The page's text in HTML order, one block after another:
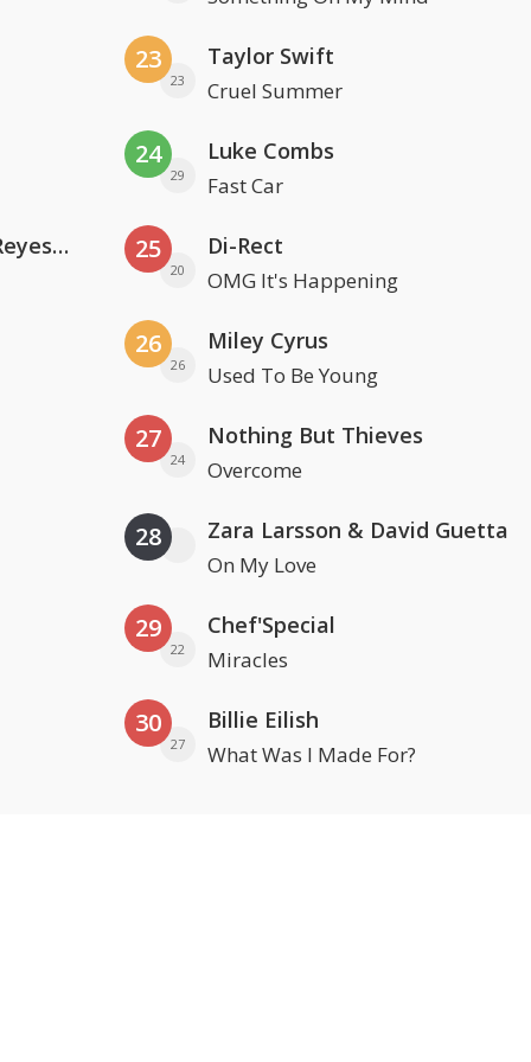
Kris Kross Amsterdam. Sofia Reyes & Tinie Tempah
23
23
Taylor Swift
Cruel Summer
24
29
Luke Combs
Fast Car
25
20
Di-Rect
OMG It's Happening
26
26
Miley Cyrus
Used To Be Young
27
24
Nothing But Thieves
Overcome
28 Zara Larsson & David Guetta
On My Love
29
22
Chef'Special
Miracles
30
27
Billie Eilish
What Was I Made For?